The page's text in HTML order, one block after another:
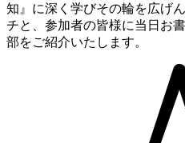
知』に深く学びその輪を広げ
チと、参加者の皆様に当日お
部をご紹介いたします。